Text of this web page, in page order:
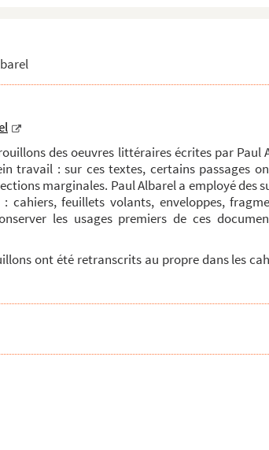
des oeuvres littéraires écrites par Paul
travail : sur ces textes, certains passages
marginales. Paul Albarel a employé des
cahiers, feuillets volants, enveloppes,
les usages premiers de ces
ont été retranscrits au propre dans les